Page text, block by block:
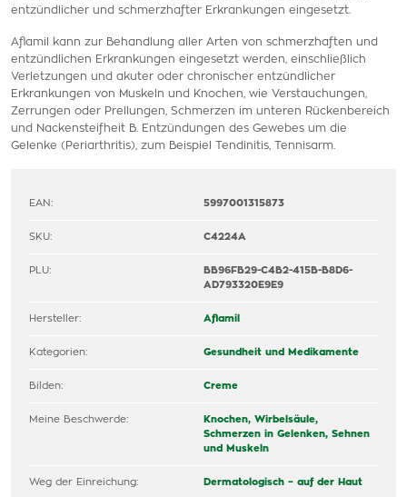
entzündlicher und schmerzhafter Erkrankungen eingesetzt.
Aflamil kann zur Behandlung aller Arten von schmerzhaften und
entzündlichen Erkrankungen eingesetzt werden, einschließlich
Verletzungen und akuter oder chronischer entzündlicher
Erkrankungen von Muskeln und Knochen, wie Verstauchungen,
Zerrungen oder Prellungen, Schmerzen im unteren Rückenbereich
und Nackensteifheit B. Entzündungen des Gewebes um die
Gelenke (Periarthritis), zum Beispiel Tendinitis, Tennisarm.
EAN: 5997001315873
SKU: C4224A
PLU:
BB96FB29-C4B2-415B-B8D6-
AD793320E9E9
Hersteller: Aflamil
Kategorien: Gesundheit und Medikamente
Bilden: Creme
Meine Beschwerde:
Knochen, Wirbelsäule,
Schmerzen in Gelenken, Sehnen
und Muskeln
Weg der Einreichung: Dermatologisch – auf der Haut